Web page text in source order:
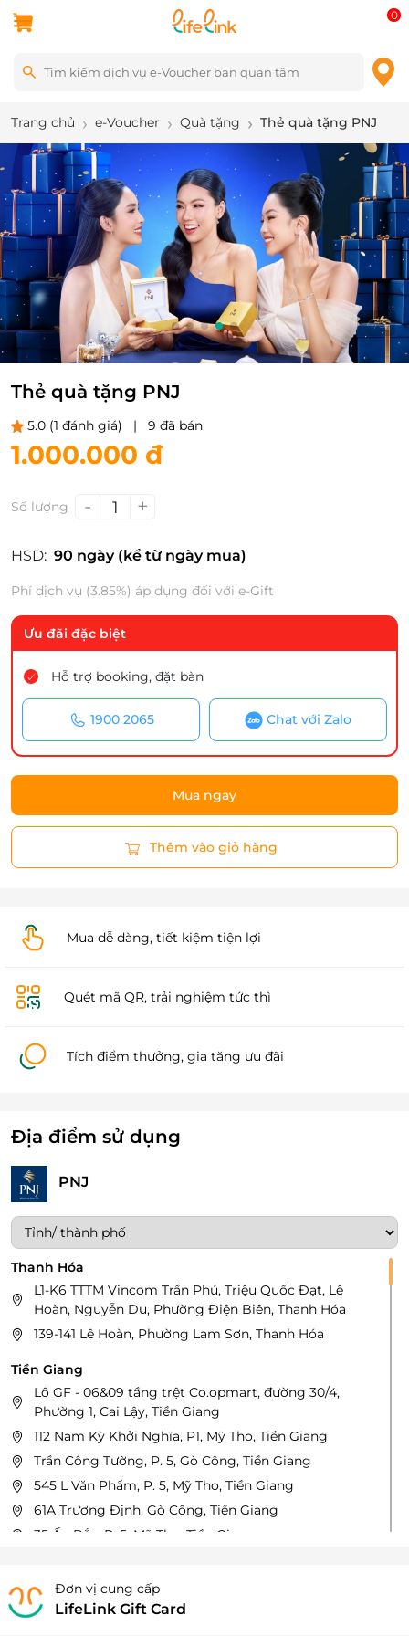
0
Trang chủ e-Voucher Quà tặng Thẻ quà tặng PNJ
4/5
Thẻ quà tặng PNJ
5.0 (1 đánh giá) | 9 đã bán
1.000.000 đ
Số lượng - 1 +
HSD: 90 ngày (kể từ ngày mua)
Phí dịch vụ (3.85%) áp dụng đối với e-Gift
Ưu đãi đặc biệt
Hỗ trợ booking, đặt bàn
1900 2065 Chat với Zalo
Mua ngay
Thêm vào giỏ hàng
Mua dễ dàng, tiết kiệm tiện lợi
Quét mã QR, trải nghiệm tức thì
Tích điểm thưởng, gia tăng ưu đãi
Địa điểm sử dụng
PNJ
Thanh Hóa
L1-K6 TTTM Vincom Trần Phú, Triệu Quốc Đạt, Lê
Hoàn, Nguyễn Du, Phường Điện Biên, Thanh Hóa
139-141 Lê Hoàn, Phường Lam Sơn, Thanh Hóa
Tiền Giang
Lô GF - 06&09 tầng trệt Co.opmart, đường 30/4,
Phường 1, Cai Lậy, Tiền Giang
112 Nam Kỳ Khởi Nghĩa, P1, Mỹ Tho, Tiền Giang
Trần Công Tường, P. 5, Gò Công, Tiền Giang
545 L Văn Phẩm, P. 5, Mỹ Tho, Tiền Giang
61A Trương Định, Gò Công, Tiền Giang
35 Ấp Bắc, P. 5, Mỹ Tho, Tiền Giang
Đà Nẵng
165 Nguyễn Văn Thoại, P. An Hải Đông, Quận Sơn
Đơn vị cung cấp
LifeLink Gift Card